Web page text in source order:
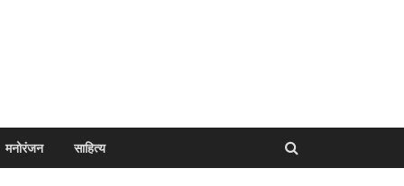
मनोरंजन साहित्य